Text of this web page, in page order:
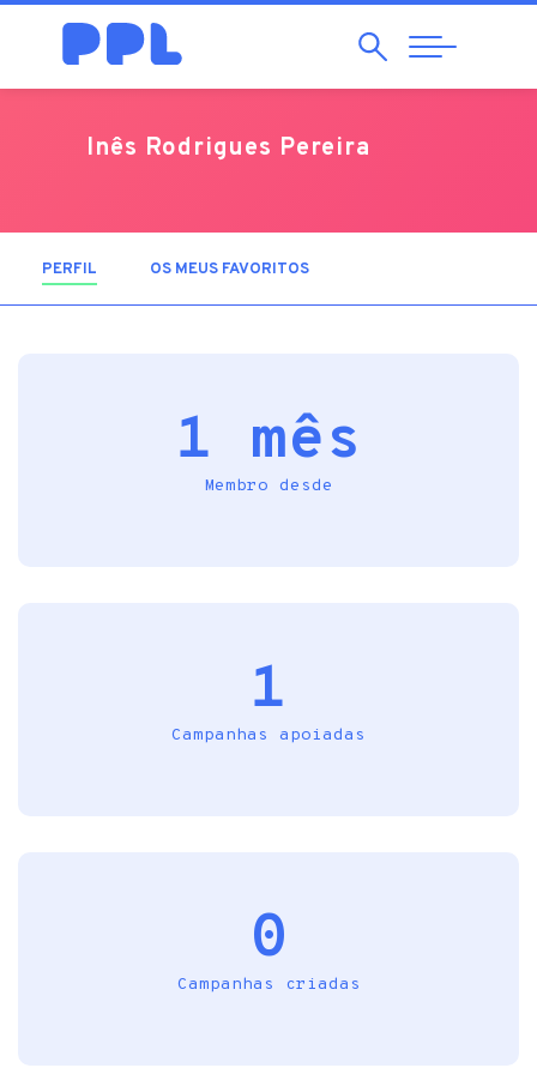
Pesquisar
Abrir
Navegação
Inês Rodrigues Pereira
PERFIL (SEPARADOR ATIVO)
OS MEUS FAVORITOS
1 mês
Membro desde
1
Campanhas apoiadas
0
Campanhas criadas